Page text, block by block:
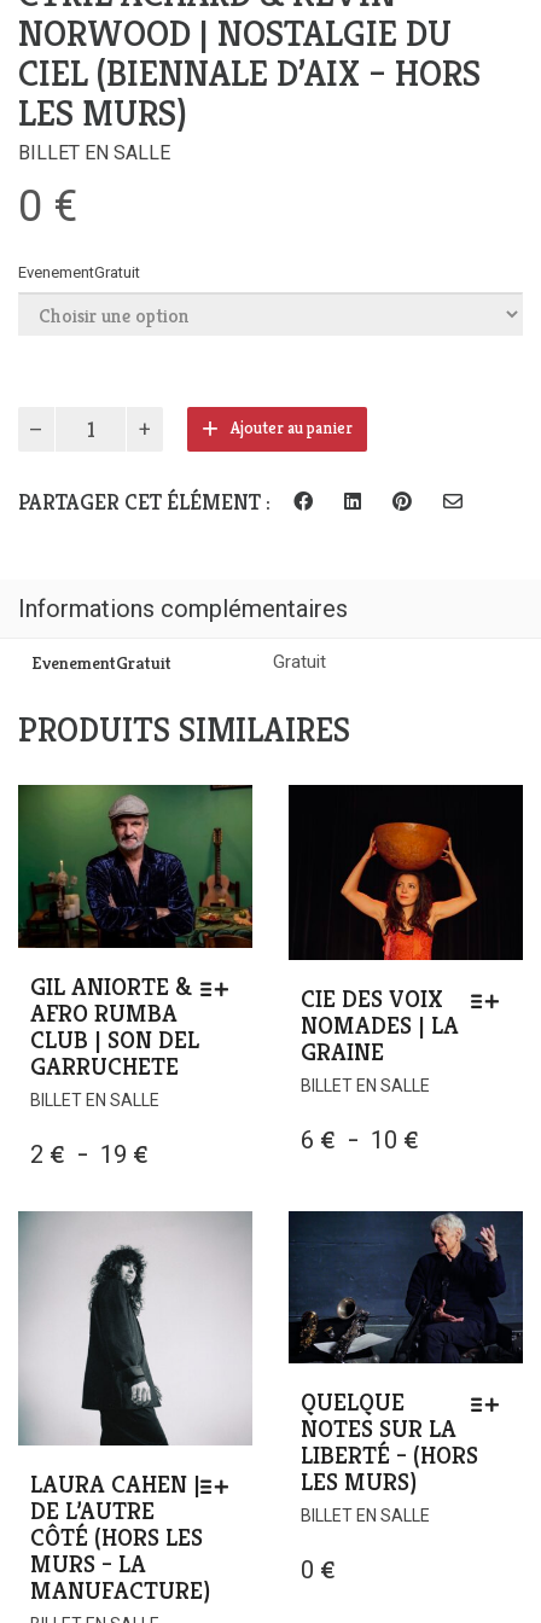
NORWOOD | NOSTALGIE DU
CIEL (BIENNALE D’AIX – HORS
LES MURS)
BILLET EN SALLE
0 €
EvenementGratuit
Achard
|
du
d’Aix
hors
Ajouter au panier
PARTAGER CET ÉLÉMENT :
Informations complémentaires
EvenementGratuit Gratuit
PRODUITS SIMILAIRES
GIL ANIORTE &
AFRO RUMBA
CLUB | SON DEL
GARRUCHETE
BILLET EN SALLE
2 € – 19 €
PRIX :
CIE DES VOIX
NOMADES | LA
GRAINE
BILLET EN SALLE
6 € – 10 €
PRIX :
6 €
10 €
LAURA CAHEN |
DE L’AUTRE
CÔTÉ (HORS LES
MURS – LA
MANUFACTURE)
QUELQUE
NOTES SUR LA
LIBERTÉ – (HORS
LES MURS)
BILLET EN SALLE
0 €